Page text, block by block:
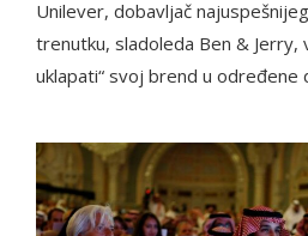
Unilever, dobavljač
trenutku, sladoleda Ben & Jerry,
uklapati“ svoj brend u određene